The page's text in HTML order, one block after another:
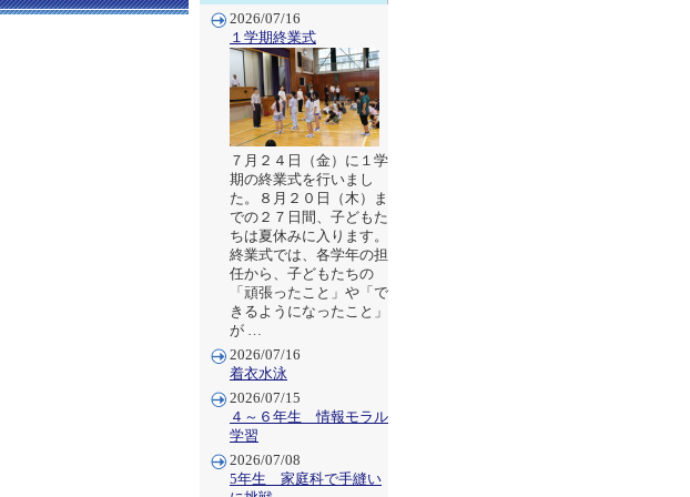
2026/07/16
１学期終業式
７月２４日（金）に１学
期の終業式を行いまし
た。８月２０日（木）ま
での２７日間、子どもた
ちは夏休みに入ります。
終業式では、各学年の担
任から、子どもたちの
「頑張ったこと」や「で
きるようになったこと」
が …
2026/07/16
着衣水泳
2026/07/15
４～６年生 情報モラル
学習
2026/07/08
5年生 家庭科で手縫い